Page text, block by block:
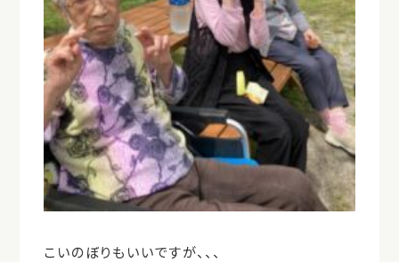
こいのぼりもいいですが、、、